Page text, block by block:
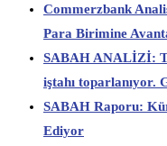
Commerzbank
Para Birimine
SABAH ANALİZİ:
iştahı toparlanıyor.
SABAH Raporu:
Ediyor